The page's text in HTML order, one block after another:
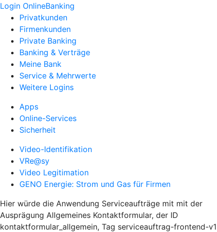
Login OnlineBanking
Privatkunden
Firmenkunden
Private Banking
Banking & Verträge
Meine Bank
Service & Mehrwerte
Weitere Logins
Apps
Online-Services
Sicherheit
Video-Identifikation
VRe@sy
Video Legitimation
GENO Energie: Strom und Gas für Firmen
Hier würde die Anwendung Serviceaufträge mit mit der
Ausprägung Allgemeines Kontaktformular, der ID
kontaktformular_allgemein, Tag serviceauftrag-frontend-v1